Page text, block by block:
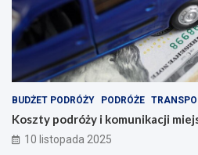
BUDŻET PODRÓŻY PODRÓŻE
Koszty podróży i komunikacji
10 listopada 2025